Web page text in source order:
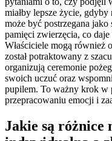
miałby lepsze życie,
może być postrzegana jako
pamięci zwierzęcia, co
Właściciele mogą również
został potraktowany z
organizują ceremonie
swoich uczuć oraz
pupilem. To ważny krok w
przepracowaniu emocji i
Jakie są różnice